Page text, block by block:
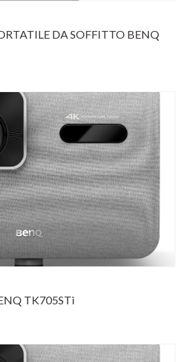
DA SOFFITTO BENQ
TK705STi